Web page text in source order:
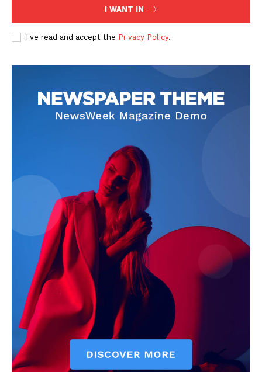
I WANT IN
I've read and accept the Privacy Policy.